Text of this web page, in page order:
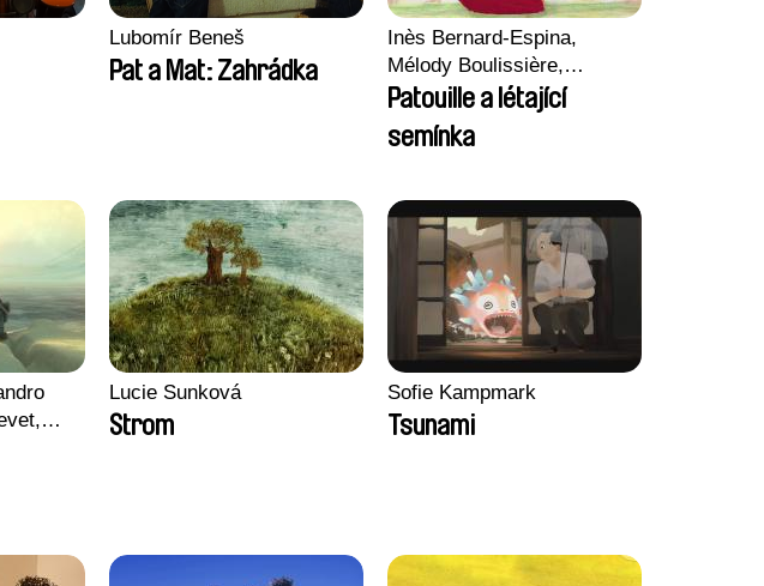
Lubomír Beneš
Pat a Mat: Zahrádka
Inès Bernard-Espina,
Mélody Boulissière,
Clémentine Campos
Patouille a létající
semínka
Lucie Sunková
Strom
Sofie Kampmark
Tsunami